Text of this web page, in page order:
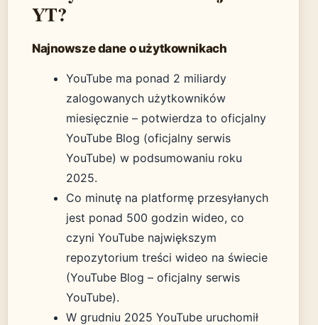
YT?
Najnowsze dane o użytkownikach
YouTube ma ponad 2 miliardy
zalogowanych użytkowników
miesięcznie – potwierdza to oficjalny
YouTube Blog (oficjalny serwis
YouTube) w podsumowaniu roku
2025.
Co minutę na platformę przesyłanych
jest ponad 500 godzin wideo, co
czyni YouTube największym
repozytorium treści wideo na świecie
(YouTube Blog – oficjalny serwis
YouTube).
W grudniu 2025 YouTube uruchomił